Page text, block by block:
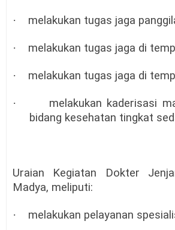
· melakukan tugas jaga
· melakukan tugas jaga di
· melakukan tugas jaga di
·
melakukan kaderisasi
bidang kesehatan tingkat
Uraian Kegiatan Dokter
Madya, meliputi:
· melakukan pelayanan